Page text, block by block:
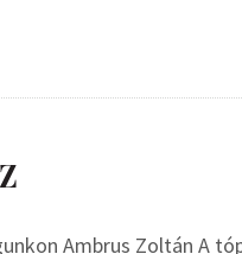
Ambrus Zoltán A